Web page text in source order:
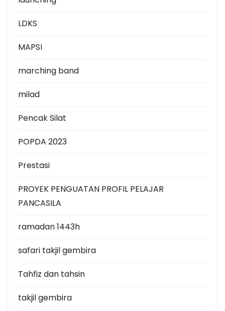
LDKS
MAPSI
marching band
milad
Pencak Silat
POPDA 2023
Prestasi
PROYEK PENGUATAN PROFIL PELAJAR
PANCASILA
ramadan 1443h
safari takjil gembira
Tahfiz dan tahsin
takjil gembira